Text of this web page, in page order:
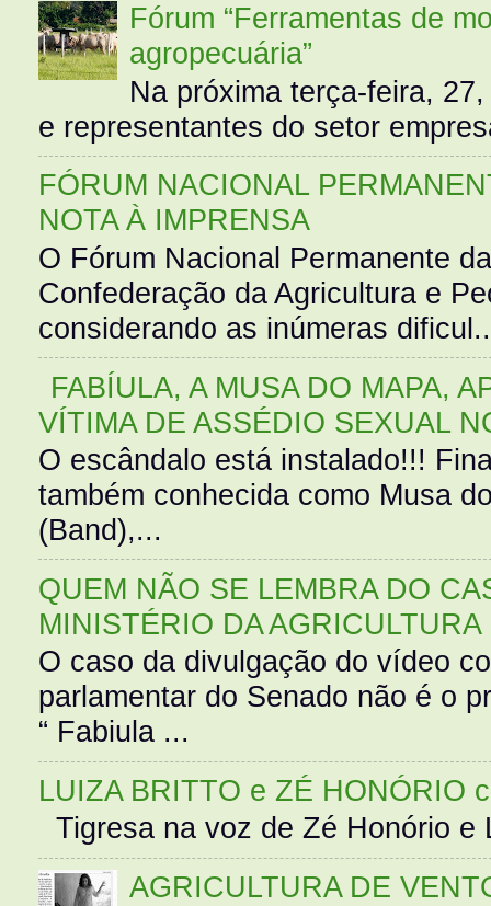
Fórum “Ferramentas de
agropecuária”
Na próxima terça-feira,
e representantes do setor
FÓRUM NACIONAL
NOTA À IMPRENSA
O Fórum Nacional Permanente
Confederação da Agricultura e
considerando as inúmeras
FABÍULA, A MUSA DO MAPA,
VÍTIMA DE ASSÉDIO SEXUAL
O escândalo está instalado!!!
também conhecida como Musa
(Band),...
QUEM NÃO SE LEMBRA DO
MINISTÉRIO DA AGRICULTURA
O caso da divulgação do vídeo
parlamentar do Senado não é o
“ Fabiula ...
LUIZA BRITTO e ZÉ HONÓRIO
Tigresa na voz de Zé Honório
AGRICULTURA DE